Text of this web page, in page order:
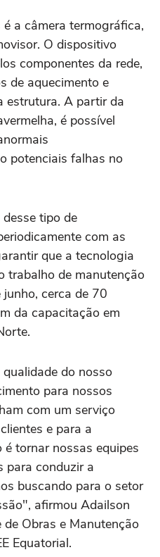
a câmera termográfica,
O dispositivo
componentes da rede,
de aquecimento e
estrutura. A partir da
é possível
potenciais falhas no
tipo de
com as
que a tecnologia
trabalho de manutenção
cerca de 70
da capacitação em
do nosso
para nossos
com um serviço
e para a
tornar nossas equipes
para conduzir a
buscando para o setor
afirmou Adailson
Obras e Manutenção
Equatorial.